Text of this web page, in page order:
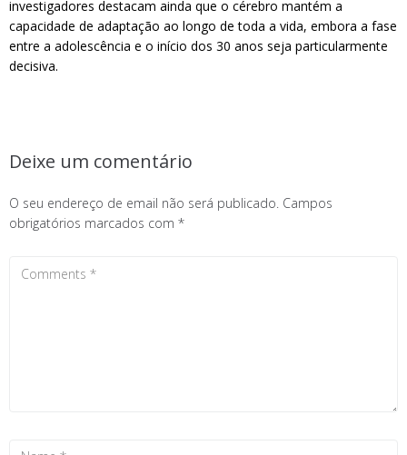
investigadores destacam ainda que o cérebro mantém a
capacidade de adaptação ao longo de toda a vida, embora a fase
entre a adolescência e o início dos 30 anos seja particularmente
decisiva.
Deixe um comentário
O seu endereço de email não será publicado. Campos
obrigatórios marcados com *